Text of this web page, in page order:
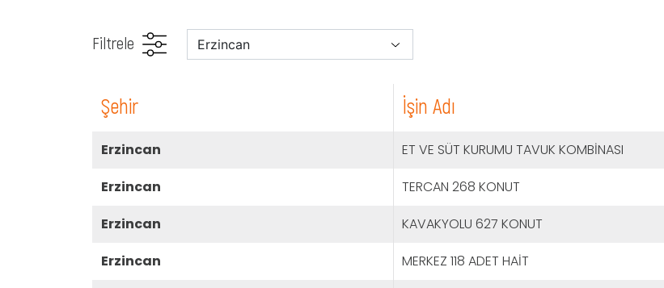
Filtrele
şehir İşin Adı
erzincan ET VE SÜT KURUMU TAVUK KOMBİNASI
erzincan
TERCAN 268 KONUT
erzincan
KAVAKYOLU 627 KONUT
erzincan
MERKEZ 118 ADET HAİT